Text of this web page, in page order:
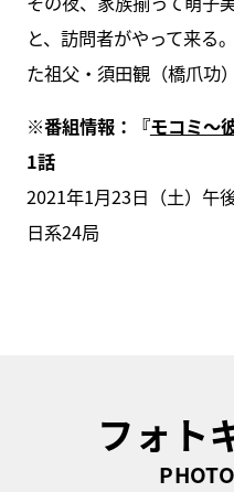
と、訪問者がやって来る
た祖父・須田観（橋爪功
※番組情報：『モコミ～
1話
2021年1月23日（土）午
日系24局
フォト